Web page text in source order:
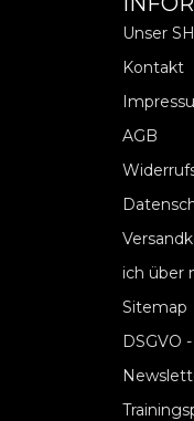
Unser
Kontakt
AGB
ich über
Sitemap
DSGVO